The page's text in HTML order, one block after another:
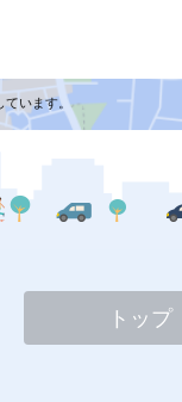
ています。
トップ